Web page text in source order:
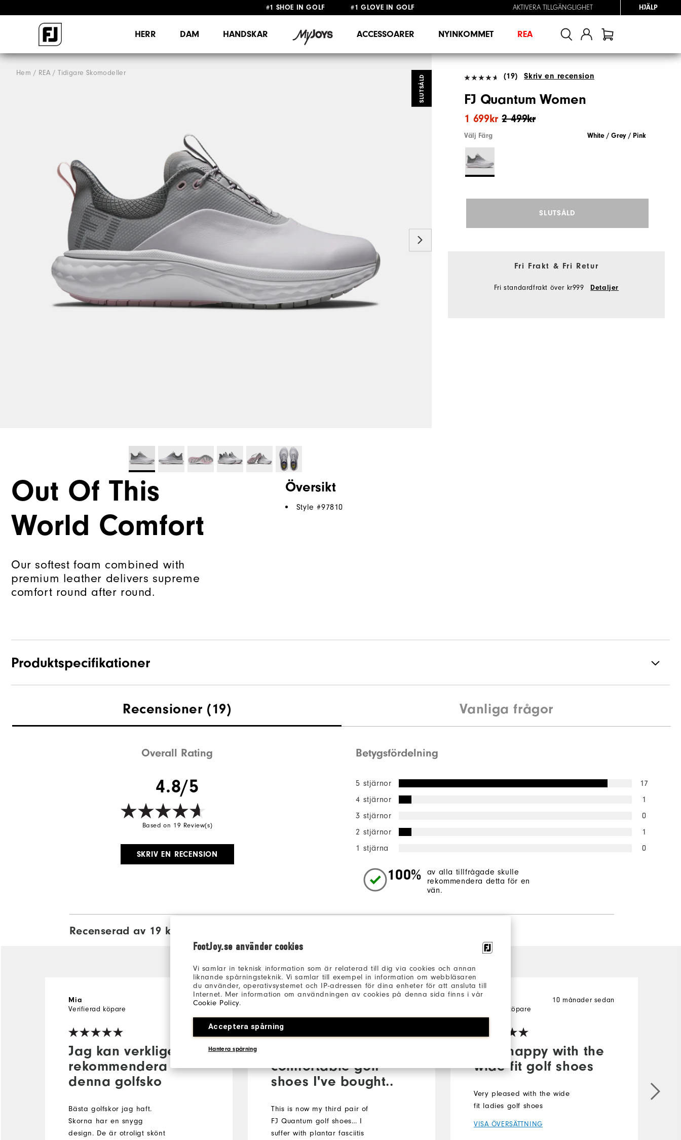
FootJoy.se använder cookies
Vi samlar in teknisk information som är relaterad till dig via cookies och annan
liknande spårningsteknik. Vi samlar till exempel in information om webbläsaren
du använder, operativsystemet och IP-adressen för dina enheter för att ansluta till
Internet. Mer information om användningen av cookies på denna sida finns i vår
Cookie Policy.
Acceptera spårning
Hantera spårning
#1 SHOE IN GOLF #1 GLOVE IN GOLF
AKTIVERA TILLGÄNGLIGHET HJÄLP
HERR DAM HANDSKAR ACCESSOARER NYINKOMMET REA
Hem REA Tidigare Skomodeller
SLUTSÅLD (19) Skriv en recension
FJ Quantum Women
2 499kr
1 699kr
Välj Färg White / Grey / Pink
SLUTSÅLD
Fri Frakt & Fri Retur
Fri standardfrakt över kr999 Detaljer
Out Of This
World Comfort
Our softest foam combined with
premium leather delivers supreme
comfort round after round.
Översikt
Style #97810
Produktspecifikationer
Stabilitet Supportive
Recensioner (19) Vanliga frågor
Overall Rating
4.8/5
Based on 19 Review(s)
SKRIV EN RECENSION
Betygsfördelning
5 stjärnor
17
4 stjärnor
1
3 stjärnor
0
2 stjärnor
1
1 stjärna
0
100%
av alla tillfrågade skulle
rekommendera detta för en
vän.
Recenserad av 19 kunder
Jag kan verkligen
rekommendera
denna golfsko
1 år sedan
Mia
Verifierad köpare
Bästa golfskor jag haft.
Skorna har en snygg
design. De är otroligt skönt
comfortable golf
shoes I've bought..
8 månader sedan
This is now my third pair of
FJ Quantum golf shoes… I
suffer with plantar fasciitis
Very happy with the
wide fit golf shoes
10 månader sedan
Verifierad köpare
Very pleased with the wide
fit ladies golf shoes
VISA ÖVERSÄTTNING